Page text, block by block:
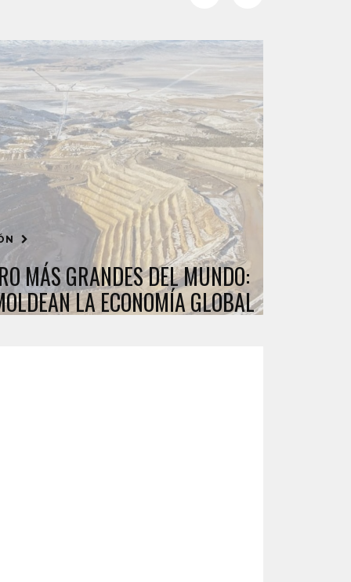
MÁS GRANDES DEL MUNDO:
LA ECONOMÍA GLOBAL